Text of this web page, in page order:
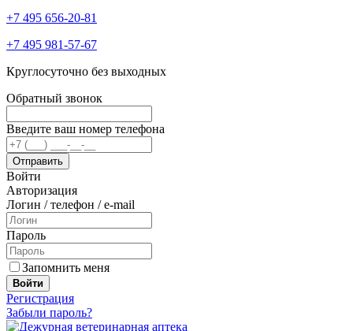
+7 495 656-20-81
+7 495 981-57-67
Круглосуточно без выходных
Обратный звонок
Введите ваш номер телефона
Войти
Авторизация
Логин / телефон / e-mail
Пароль
Запомнить меня
Войти
Регистрация
Забыли пароль?